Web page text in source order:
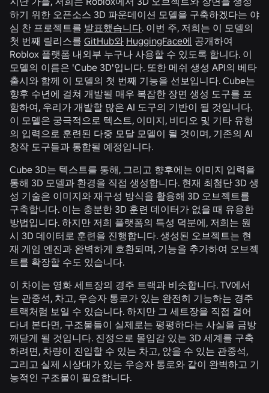
하기 위한 오픈소스 3D 파운데이션 모델을 구축하겠다는 야
심 찬 프로젝트를 발표했습니다. 이번 주, 저희는 이 모델의
첫 번째 릴리스를 GitHub와 HuggingFace에 공개하여
Roblox 플랫폼 내외부 누구나 사용할 수 있도록 합니다. 이
모델의 이름은 'Cube 3D'입니다. 또한 메쉬 생성 API의 베타
출시와 함께 이 모델의 첫 번째 기능을 선보입니다. Cube는
향후 수년에 걸쳐 개발될 매우 복잡한 장면 생성 도구를 포
함하여, 우리가 개발할 많은 AI 도구의 기반이 될 것입니다.
이 모델은 궁극적으로 텍스트, 이미지, 비디오 및 기타 유형
의 입력으로 훈련된 다중 모달 모델이 될 것이며, 기존의 AI
창작 도구들과 통합될 예정입니다.
Cube 3D는 텍스트를 통해, 그리고 향후에는 이미지 입력을
통해 3D 모델과 환경을 직접 생성합니다. 현재 최첨단 3D 생
성 기술은 이미지와 재구성 방식을 활용해 3D 오브젝트를
구축합니다. 이는 충분한 3D 훈련 데이터가 없을 때 유용한
방법입니다. 하지만 저희 플랫폼의 특성 덕분에, 저희는 원
시 3D 데이터로 훈련을 진행합니다. 생성된 오브젝트는 현
재 게임 엔진과 완벽하게 호환되며, 기능을 추가하여 오브젝
트를 확장할 수도 있습니다.
이 차이는 영화 세트장의 경주 트랙과 비슷합니다. TV에서
는 관중석, 차고, 우승자 통로가 있는 완전히 기능하는 경주
트랙처럼 보일 수 있습니다. 하지만 그 세트장을 직접 걸어
다녀 본다면, 구조물들이 실제로는 평평하다는 사실을 금방
깨닫게 될 것입니다. 진정으로 몰입감 있는 3D 세계를 구축
하려면, 차량이 진입할 수 있는 차고, 앉을 수 있는 관중석,
그리고 실제 시상대가 있는 우승자 통로와 같이 완벽하고 기
능적인 구조물이 필요합니다.